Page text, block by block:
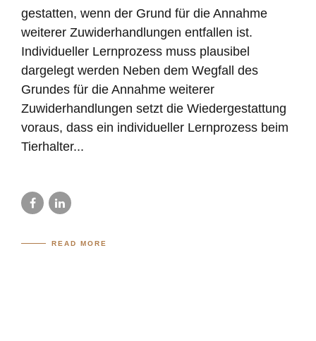
gestatten, wenn der Grund für die Annahme
weiterer Zuwiderhandlungen entfallen ist.
Individueller Lernprozess muss plausibel
dargelegt werden Neben dem Wegfall des
Grundes für die Annahme weiterer
Zuwiderhandlungen setzt die Wiedergestattung
voraus, dass ein individueller Lernprozess beim
Tierhalter...
READ MORE